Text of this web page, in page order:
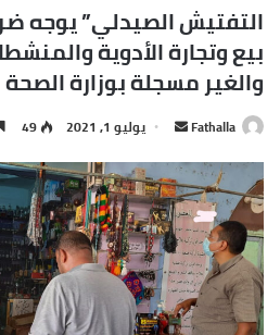
التفتيش الصيدلي” يوجه
بيع وتجارة الأدوية
والغير مسجلة بوزارة الصحة
Fathalla
أرسل
إلكترونيا
يوليو 1, 2021 49